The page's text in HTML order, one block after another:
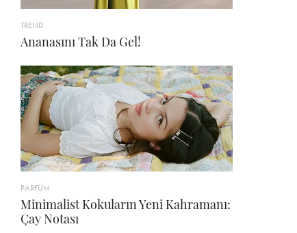
TREND
Ananasını Tak Da Gel!
PARFÜM
Minimalist Kokuların Yeni Kahramanı:
Çay Notası